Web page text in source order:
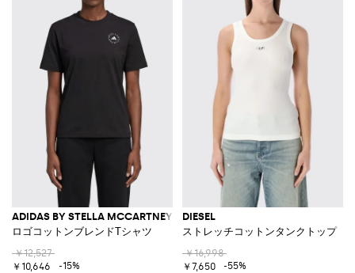
ADIDAS BY STELLA MCCARTNEY
ロゴコットンブレンドTシャツ
￥12,527
￥10,646
-15%
DIESEL
ストレッチコットンタンクトップ
￥16,998
￥7,650
-55%